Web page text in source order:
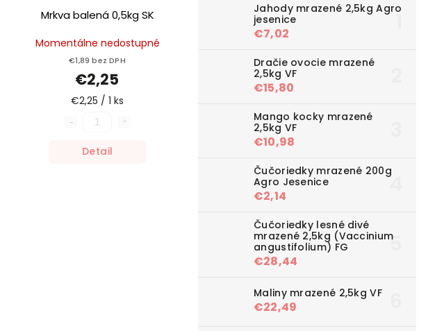
Jahody mrazené 2,5kg Agro
jesenice
€7,02
Dračie ovocie mrazené
2,5kg VF
€15,80
Mango kocky mrazené
2,5kg VF
€10,98
Čučoriedky mrazené 200g
Agro Jesenice
€2,14
Čučoriedky lesné divé
mrazené 2,5kg (Vaccinium
angustifolium) FG
€28,44
Maliny mrazené 2,5kg VF
€22,49
Mrkva balená 0,5kg SK
Momentálne nedostupné
€1,89 bez DPH
€2,25
€2,25 / 1 ks
Detail